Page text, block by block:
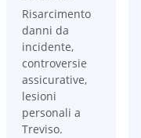
Risarcimento
danni da
incidente,
controversie
assicurative,
lesioni
personali a
Treviso.